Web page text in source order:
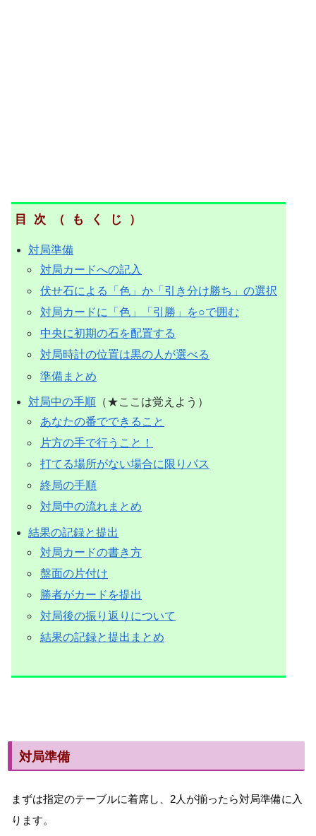
目次（もくじ）
対局準備
対局カードへの記入
伏せ石による「色」か「引き分け勝ち」の選択
対局カードに「色」「引勝」を○で囲む
中央に初期の石を配置する
対局時計の位置は黒の人が選べる
準備まとめ
対局中の手順 （★ここは覚えよう）
あなたの番でできること
片方の手で行うこと！
打てる場所がない場合に限りパス
終局の手順
対局中の流れまとめ
結果の記録と提出
対局カードの書き方
盤面の片付け
勝者がカードを提出
対局後の振り返りについて
結果の記録と提出まとめ
対局準備
まずは指定のテーブルに着席し、2人が揃ったら対局準備に入
ります。